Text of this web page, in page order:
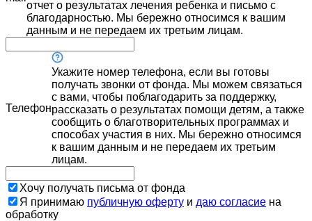
отчет о результатах лечения ребенка и письмо с
благодарностью. Мы бережно относимся к вашим
данным и не передаем их третьим лицам.
Телефон
Укажите номер телефона, если вы готовы
получать звонки от фонда. Мы можем связаться
с вами, чтобы поблагодарить за поддержку,
рассказать о результатах помощи детям, а также
сообщить о благотворительных программах и
способах участия в них. Мы бережно относимся
к вашим данным и не передаем их третьим
лицам.
Хочу получать письма от фонда
Я принимаю публичную оферту и даю согласие на
обработку